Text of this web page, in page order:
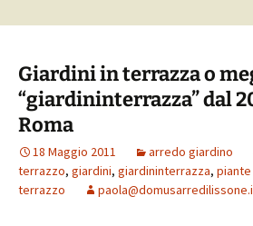
Giardini in terrazza o
“giardininterrazza” dal
Roma
18 Maggio 2011 arredo giardino
terrazzo, giardini, giardininterrazza,
terrazzo